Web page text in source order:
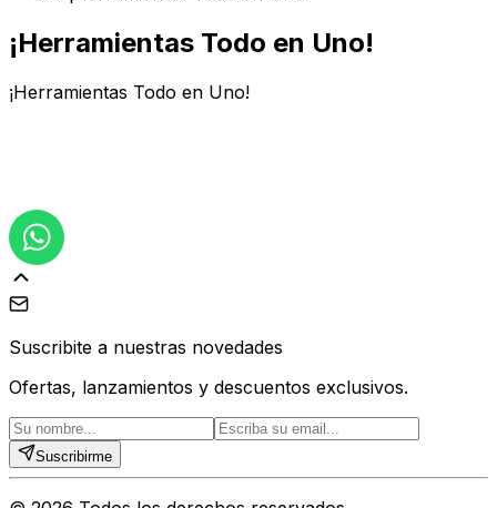
¡Herramientas Todo en Uno!
¡Herramientas Todo en Uno!
Suscribite a nuestras novedades
Ofertas, lanzamientos y descuentos exclusivos.
Suscribirme